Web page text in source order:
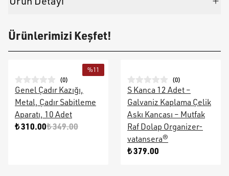
Ürünlerimizi Keşfet!
%11
(0)
Genel Çadır Kazığı,
Metal, Çadır Sabitleme
Aparatı, 10 Adet
₺ 310.00₺ 349.00
(0)
S Kanca 12 Adet –
Galvaniz Kaplama Çelik
Askı Kancası – Mutfak
Raf Dolap Organizer-
vatansera®
₺ 379.00